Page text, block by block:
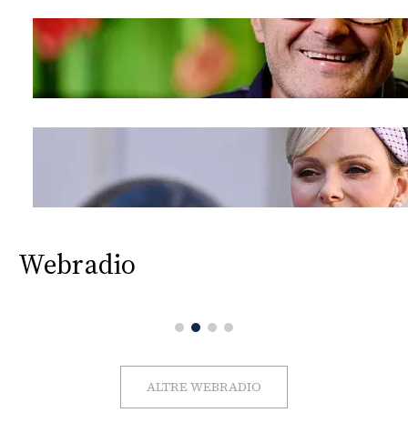
Webradio
ALTRE WEBRADIO